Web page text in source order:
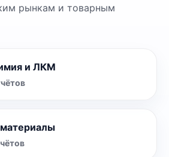
рынкам и товарным
и ЛКМ